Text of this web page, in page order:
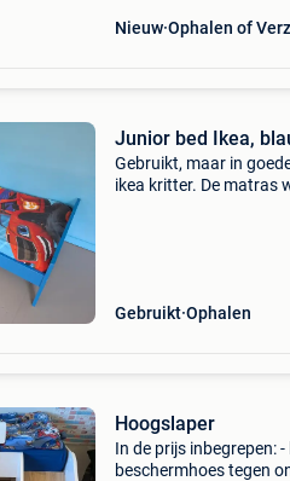
Nieuw Ophalen of
Junior bed Ikea,
Gebruikt, maar in
ikea kritter. De matras
Gebruikt Ophalen
Hoogslaper
In de prijs inbegrepen:
beschermhoes tegen